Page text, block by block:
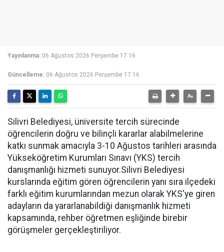
Yayınlanma: 06 Ağustos 2026 Perşembe 17:16
Güncelleme: 06 Ağustos 2026 Perşembe 17:16
Silivri Belediyesi, üniversite tercih sürecinde
öğrencilerin doğru ve bilinçli kararlar alabilmelerine
katkı sunmak amacıyla 3-10 Ağustos tarihleri arasında
Yükseköğretim Kurumları Sınavı (YKS) tercih
danışmanlığı hizmeti sunuyor.Silivri Belediyesi
kurslarında eğitim gören öğrencilerin yanı sıra ilçedeki
farklı eğitim kurumlarından mezun olarak YKS'ye giren
adayların da yararlanabildiği danışmanlık hizmeti
kapsamında, rehber öğretmen eşliğinde birebir
görüşmeler gerçekleştiriliyor.